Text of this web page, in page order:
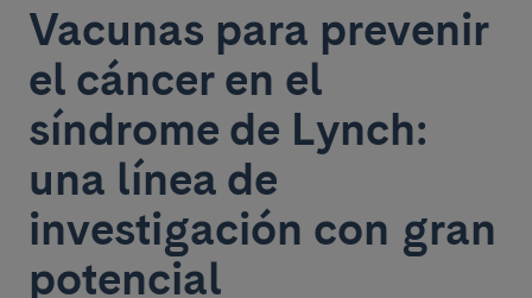
Vacunas para prevenir
el cáncer en el
síndrome de Lynch:
una línea de
investigación con gran
potencial